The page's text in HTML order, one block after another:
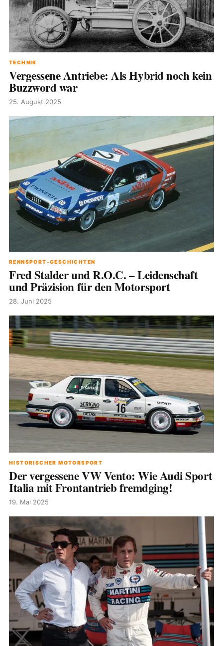
TECHNIK
Vergessene Antriebe: Als Hybrid noch kein
Buzzword war
25. August 2025
RENNSPORT-GESCHICHTEN
Fred Stalder und R.O.C. – Leidenschaft
und Präzision für den Motorsport
28. Juni 2025
HISTORISCHER MOTORSPORT
Der vergessene VW Vento: Wie Audi Sport
Italia mit Frontantrieb fremdging!
19. Mai 2025